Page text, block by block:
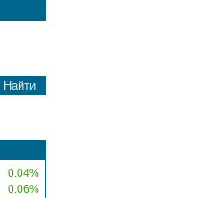
0.04%
0.06%